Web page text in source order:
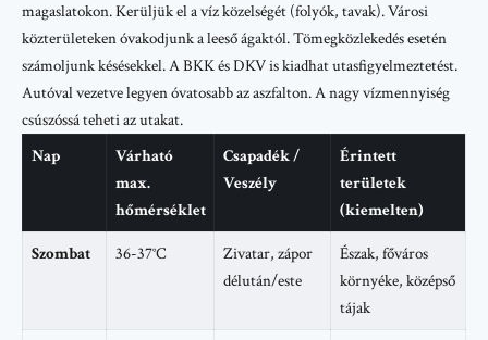
magaslatokon. Kerüljük el a víz közelségét (folyók, tavak). Városi
közterületeken óvakodjunk a leeső ágaktól. Tömegközlekedés esetén
számoljunk késésekkel. A BKK és DKV is kiadhat utasfigyelmeztetést.
Autóval vezetve legyen óvatosabb az aszfalton. A nagy vízmennyiség
csúszóssá teheti az utakat.
Nap
Várható
max.
hőmérséklet
Csapadék /
Veszély
Érintett
területek
(kiemelten)
Szombat 36-37°C
Zivatar, zápor
délután/este
Észak, főváros
környéke, középső
tájak